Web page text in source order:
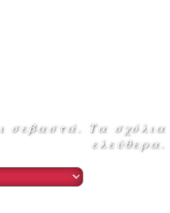
σεβαστά. Τα σχόλια
ελεύθερα.